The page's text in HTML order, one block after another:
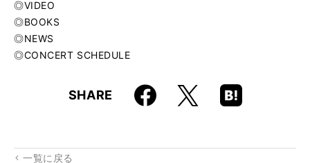
◎VIDEO
◎BOOKS
◎NEWS
◎CONCERT SCHEDULE
SHARE Faceboo
k
X
Hatena
Boo
一覧に戻る